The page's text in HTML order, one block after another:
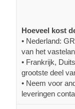
Hoeveel kost
• Nederland:
van het
• Frankrijk,
grootste deel
• Neem voor
leveringen